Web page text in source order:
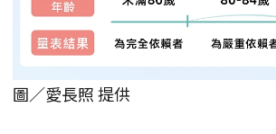
圖／愛長照 提供